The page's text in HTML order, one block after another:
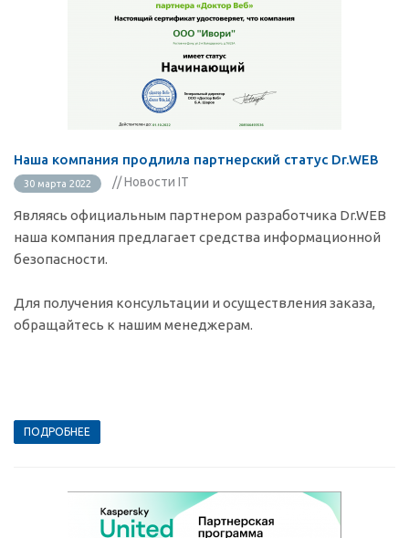
Наша компания продлила партнерский статус Dr.WEB
30 марта 2022 // Новости IT
Являясь официальным партнером разработчика Dr.WEB
наша компания предлагает средства информационной
безопасности.
Для получения консультации и осуществления заказа,
обращайтесь к нашим менеджерам.
ПОДРОБНЕЕ